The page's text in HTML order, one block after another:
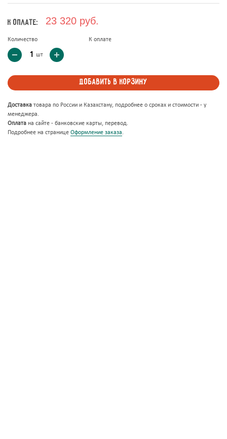
к оплате: 23 320 руб.
Количество
шт
К оплате
Добавить в корзину
Доставка товара по России и Казахстану, подробнее о сроках и стоимости - у
менеджера.
Оплата на сайте - банковские карты, перевод.
Подробнее на странице Оформление заказа.